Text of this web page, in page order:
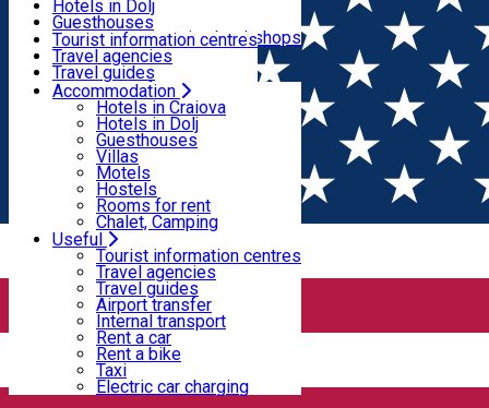
UsefulSwimming pools
Zoo
Shopping, souvenirs, bookshops
Hotels in Dolj
Guesthouses
Villas
Motels
Hostels
Rooms for rent
Chalet, Camping
Tourist information centres
Travel agencies
Travel guides
Airport transfer
Internal transport
Rent a car
Rent a bike
Taxi
Electric car charging
Accommodation
Hotels in Craiova
Hotels in Dolj
Guesthouses
Villas
Motels
Hostels
Rooms for rent
Chalet, Camping
Useful
Tourist information centres
Travel agencies
Travel guides
Airport transfer
Internal transport
Rent a car
Rent a bike
Taxi
Electric car charging
Home PLACES
Places
Event planner
KONYA lake
Prunet, Romania nr 1
Restaurant - Dolj
Open